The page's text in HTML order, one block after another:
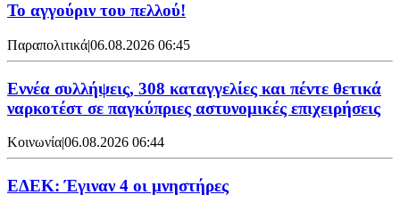
Το αγγούριν του πελλού!
Παραπολιτικά|06.08.2026 06:45
Εννέα συλλήψεις, 308 καταγγελίες και πέντε θετικά
ναρκοτέστ σε παγκύπριες αστυνομικές επιχειρήσεις
Κοινωνία|06.08.2026 06:44
ΕΔΕΚ: Έγιναν 4 οι μνηστήρες